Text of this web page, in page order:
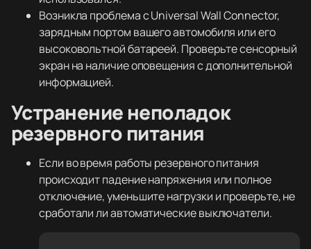
Возникла проблема с Universal Wall Connector,
зарядным портом вашего автомобиля или его
высоковольтной батареей. Проверьте сенсорный
экран на наличие оповещения с дополнительной
информацией.
Устранение неполадок
резервного питания
Если во время работы резервного питания
происходит падение напряжения или полное
отключение, уменьшите нагрузки и проверьте, не
сработали ли автоматические выключатели.